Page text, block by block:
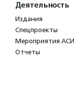
Деятельность
Издания
Спецпроекты
Мероприятия АСИ
Отчеты